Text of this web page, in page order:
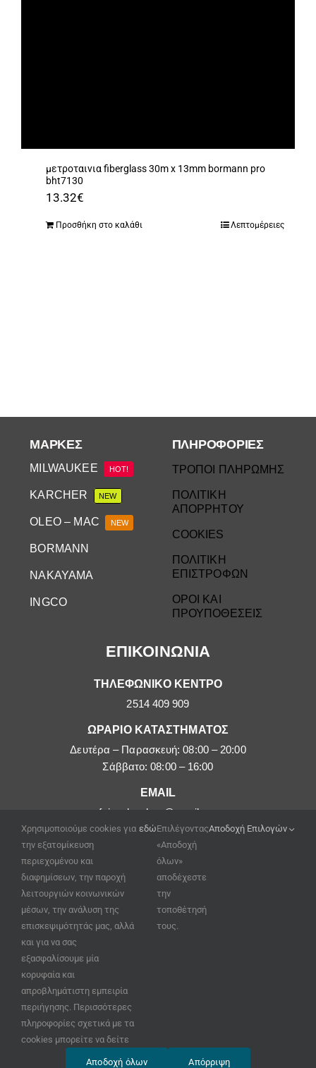
μετροταινια fiberglass 30m x 13mm bormann pro
bht7130
13.32€
Προσθήκη στο καλάθι Λεπτομέρειες
ΕΠΙΚΟΙΝΩΝΙΑ
ΤΗΛΕΦΩΝΙΚΟ ΚΕΝΤΡΟ
2514 409 909
ΩΡΑΡΙΟ ΚΑΤΑΣΤΗΜΑΤΟΣ
Δευτέρα – Παρασκευή: 08:00 – 20:00
Σάββατο: 08:00 – 16:00
EMAIL
afoipouloushop@gmail.com
ΜΆΡΚΕΣ
MILWAUKEE HOT!
KARCHER NEW
OLEO – MAC NEW
BORMANN
NAKAYAMA
INGCO
ΠΛΗΡΟΦΟΡΙΕΣ
ΤΡΟΠΟΙ ΠΛΗΡΩΜΗΣ
ΠΟΛΙΤΙΚΗ
ΑΠΟΡΡΗΤΟΥ
COOKIES
ΠΟΛΙΤΙΚΗ
ΕΠΙΣΤΡΟΦΩΝ
ΟΡΟΙ ΚΑΙ
ΠΡΟΥΠΟΘΕΣΕΙΣ
© Copyright 2020 GFT –
κατασκευή ιστοσελίδων
Χρησιμοποιούμε cookies για
την εξατομίκευση
περιεχομένου και
διαφημίσεων, την παροχή
λειτουργιών κοινωνικών
μέσων, την ανάλυση της
επισκεψιμότητάς μας, αλλά
και για να σας
εξασφαλίσουμε μία
κορυφαία και
απροβλημάτιστη εμπειρία
περιήγησης. Περισσότερες
πληροφορίες σχετικά με τα
cookies μπορείτε να δείτε
εδώΕπιλέγοντας
«Αποδοχή
όλων»
αποδέχεστε
την
τοποθέτησή
τους.
Αποδοχή Επιλογών
Αποδοχή όλων Απόρριψη